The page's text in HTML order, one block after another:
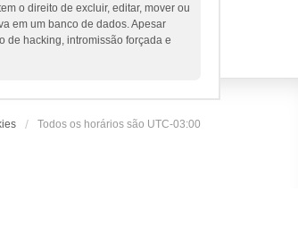
o direito de excluir, editar, mover ou
em um banco de dados. Apesar
de hacking, intromissão forçada e
Todos os horários são UTC-03:00